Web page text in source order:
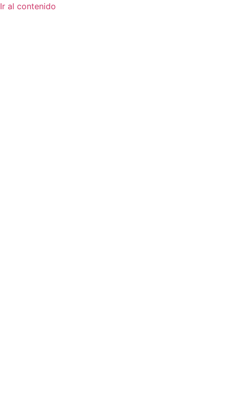
Ir al contenido